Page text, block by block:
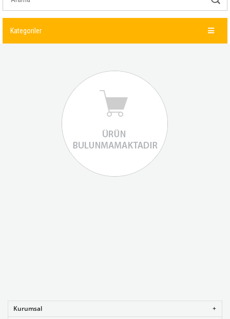
Kategoriler
Kurumsal